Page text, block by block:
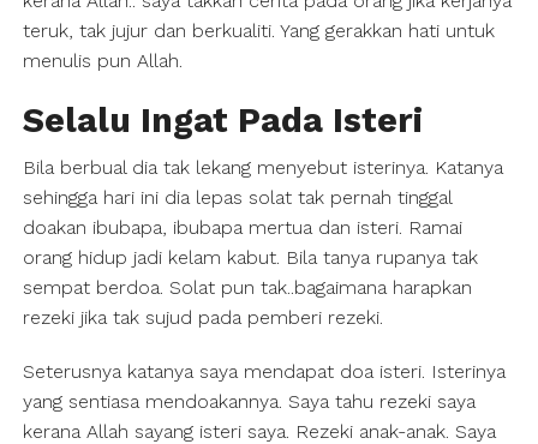
teruk, tak jujur dan berkualiti. Yang gerakkan hati untuk
menulis pun Allah.
Selalu Ingat Pada Isteri
Bila berbual dia tak lekang menyebut isterinya. Katanya
sehingga hari ini dia lepas solat tak pernah tinggal
doakan ibubapa, ibubapa mertua dan isteri. Ramai
orang hidup jadi kelam kabut. Bila tanya rupanya tak
sempat berdoa. Solat pun tak..bagaimana harapkan
rezeki jika tak sujud pada pemberi rezeki.
Seterusnya katanya saya mendapat doa isteri. Isterinya
yang sentiasa mendoakannya. Saya tahu rezeki saya
kerana Allah sayang isteri saya. Rezeki anak-anak. Saya